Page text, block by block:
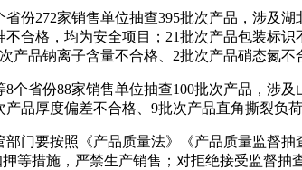
272家销售单位抽查395批次产品，涉及湖
合格，均为安全项目；21批次产品包装标
品钠离子含量不合格、2批次产品硝态氮不
份88家销售单位抽查100批次产品，涉及
品厚度偏差不合格、9批次产品直角撕裂负荷
要按照《产品质量法》《产品质量监督抽
等措施，严禁生产销售；对拒绝接受监督